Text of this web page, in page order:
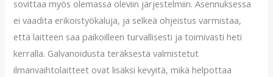
sovittaa myös olemassa oleviin järjestelmiin. Asennuksessa
ei vaadita erikoistyökaluja, ja selkeä ohjeistus varmistaa,
että laitteen saa paikoilleen turvallisesti ja toimivasti heti
kerralla. Galvanoidusta teräksestä valmistetut
ilmanvaihtolaitteet ovat lisäksi kevyitä, mikä helpottaa